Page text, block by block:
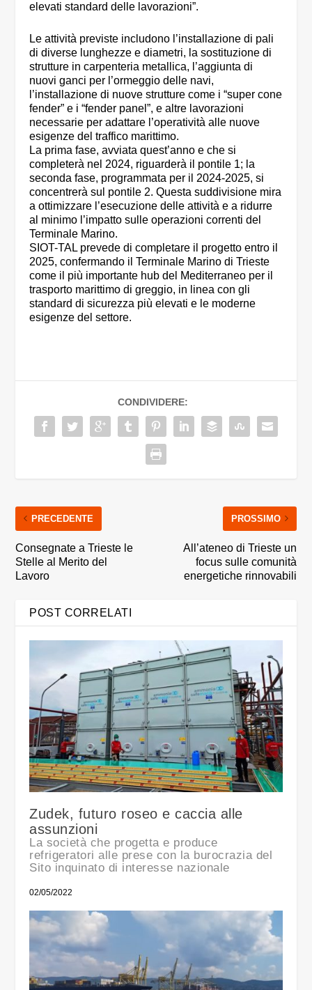
elevati standard delle lavorazioni”.
Le attività previste includono l’installazione di pali
di diverse lunghezze e diametri, la sostituzione di
strutture in carpenteria metallica, l’aggiunta di
nuovi ganci per l’ormeggio delle navi,
l’installazione di nuove strutture come i “super cone
fender” e i “fender panel”, e altre lavorazioni
necessarie per adattare l’operatività alle nuove
esigenze del traffico marittimo.
La prima fase, avviata quest’anno e che si
completerà nel 2024, riguarderà il pontile 1; la
seconda fase, programmata per il 2024-2025, si
concentrerà sul pontile 2. Questa suddivisione mira
a ottimizzare l’esecuzione delle attività e a ridurre
al minimo l’impatto sulle operazioni correnti del
Terminale Marino.
SIOT-TAL prevede di completare il progetto entro il
2025, confermando il Terminale Marino di Trieste
come il più importante hub del Mediterraneo per il
trasporto marittimo di greggio, in linea con gli
standard di sicurezza più elevati e le moderne
esigenze del settore.
CONDIVIDERE:
PRECEDENTE
Consegnate a Trieste le
Stelle al Merito del
Lavoro
PROSSIMO
All’ateneo di Trieste un
focus sulle comunità
energetiche rinnovabili
POST CORRELATI
Zudek, futuro roseo e caccia alle
assunzioni
La società che progetta e produce
refrigeratori alle prese con la burocrazia del
Sito inquinato di interesse nazionale
02/05/2022